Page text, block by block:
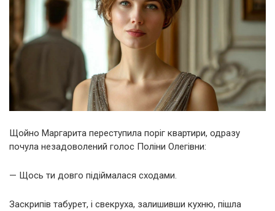
Щойно Маргарита переступила поріг квартири, одразу
почула незадоволений голос Поліни Олегівни:
— Щось ти довго підіймалася сходами.
Заскрипів табурет, і свекруха, залишивши кухню, пішла